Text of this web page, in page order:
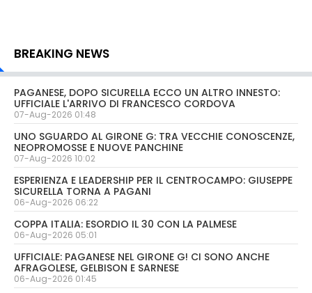
BREAKING NEWS
PAGANESE, DOPO SICURELLA ECCO UN ALTRO INNESTO:
UFFICIALE L'ARRIVO DI FRANCESCO CORDOVA
07-Aug-2026 01:48
UNO SGUARDO AL GIRONE G: TRA VECCHIE CONOSCENZE,
NEOPROMOSSE E NUOVE PANCHINE
07-Aug-2026 10:02
ESPERIENZA E LEADERSHIP PER IL CENTROCAMPO: GIUSEPPE
SICURELLA TORNA A PAGANI
06-Aug-2026 06:22
COPPA ITALIA: ESORDIO IL 30 CON LA PALMESE
06-Aug-2026 05:01
UFFICIALE: PAGANESE NEL GIRONE G! CI SONO ANCHE
AFRAGOLESE, GELBISON E SARNESE
06-Aug-2026 01:45